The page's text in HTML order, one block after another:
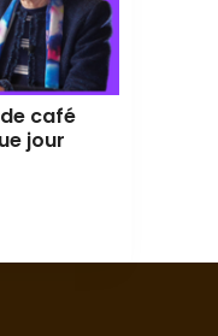
café
jour